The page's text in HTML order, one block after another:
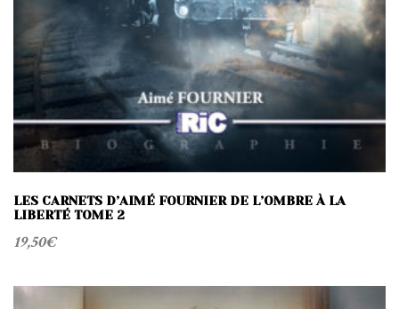
LES CARNETS D’AIMÉ FOURNIER DE L’OMBRE À LA
LIBERTÉ TOME 2
19,50€